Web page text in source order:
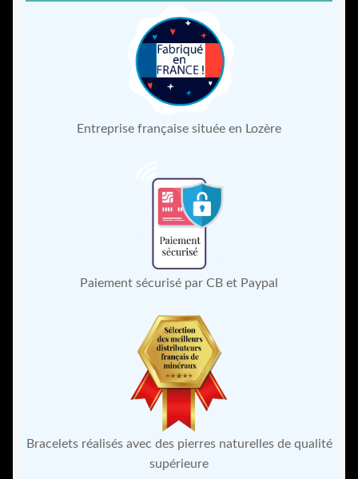
Entreprise française située en Lozère
Paiement sécurisé par CB et Paypal
Bracelets réalisés avec des pierres naturelles de qualité
supérieure